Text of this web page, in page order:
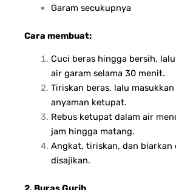
Garam secukupnya
Cara membuat:
Cuci beras hingga bersih,
air garam selama 30 menit.
Tiriskan beras, lalu
anyaman ketupat.
Rebus ketupat dalam air
jam hingga matang.
Angkat, tiriskan, dan biarkan
disajikan.